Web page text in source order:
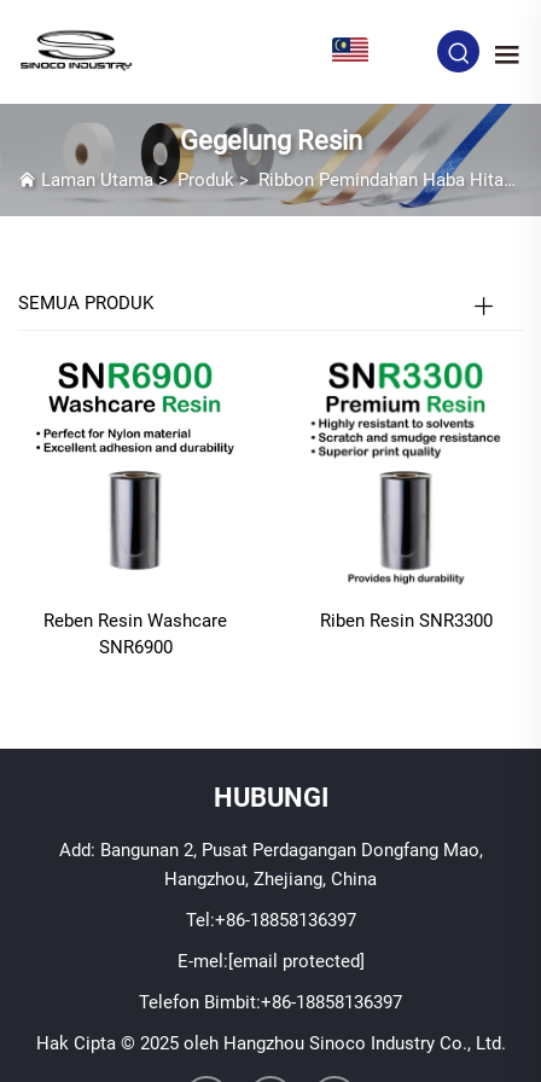
Gegelung Resin
Laman Utama>Produk>Ribbon Pemindahan Haba Hitam
SEMUA PRODUK
Reben Resin Washcare
SNR6900
Riben Resin SNR3300
HUBUNGI
Add: Bangunan 2, Pusat Perdagangan Dongfang Mao,
Hangzhou, Zhejiang, China
Tel:+86-18858136397
E-mel:[email protected]
Telefon Bimbit:+86-18858136397
Hak Cipta © 2025 oleh Hangzhou Sinoco Industry Co., Ltd.